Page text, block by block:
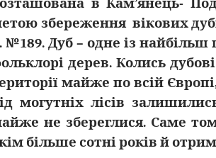
в Кам’янець-
збереження вікових
№189. Дуб – одне із
дерев. Колись
майже по всій
могутніх лісів
не збереглися. Саме
більше сотні років й